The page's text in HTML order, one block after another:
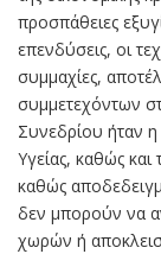
προσπάθειες
επενδύσεις, οι
συμμαχίες,
συμμετεχόντων
Συνεδρίου ήταν
Υγείας, καθώς
καθώς
δεν μπορούν να
χωρών ή